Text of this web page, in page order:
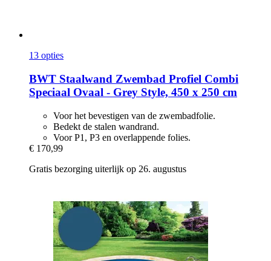
13 opties
BWT Staalwand Zwembad Profiel Combi
Speciaal Ovaal -​ Grey Style, 450 x 250 cm
Voor het bevestigen van de zwembadfolie.
Bedekt de stalen wandrand.
Voor P1, P3 en overlappende folies.
€ 170,99
Gratis bezorging uiterlijk op 26. augustus